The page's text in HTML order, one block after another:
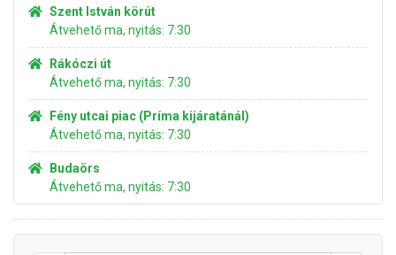
Szent István körút
Átvehető ma, nyitás: 7:30
Rákóczi út
Átvehető ma, nyitás: 7:30
Fény utcai piac (Príma kijáratánál)
Átvehető ma, nyitás: 7:30
Budaörs
Átvehető ma, nyitás: 7:30